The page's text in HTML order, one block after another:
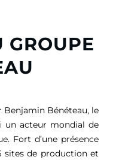
GROUPE
Benjamin Bénéteau, le
un acteur mondial de
Fort d’une présence
sites de production et